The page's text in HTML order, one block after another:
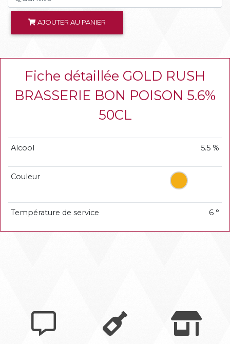
AJOUTER AU PANIER
Fiche détaillée GOLD RUSH
BRASSERIE BON POISON 5.6%
50CL
Alcool 5.5 %
Couleur
Température de service 6 °